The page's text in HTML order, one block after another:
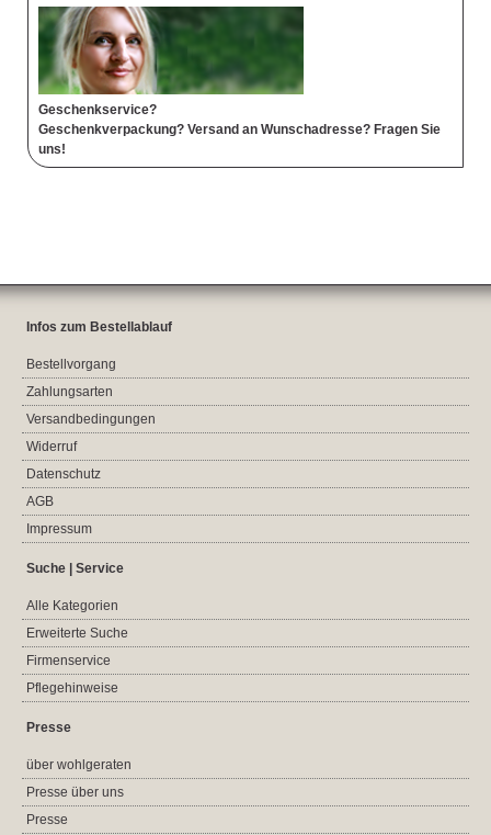
Geschenkservice?
Geschenkverpackung? Versand an Wunschadresse? Fragen Sie
uns!
Infos zum Bestellablauf
Bestellvorgang
Zahlungsarten
Versandbedingungen
Widerruf
Datenschutz
AGB
Impressum
Suche | Service
Alle Kategorien
Erweiterte Suche
Firmenservice
Pflegehinweise
Presse
über wohlgeraten
Presse über uns
Presse